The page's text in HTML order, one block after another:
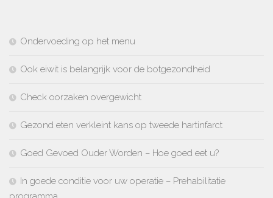
Ondervoeding op het menu
Ook eiwit is belangrijk voor de botgezondheid
Check oorzaken overgewicht
Gezond eten verkleint kans op tweede hartinfarct
Goed Gevoed Ouder Worden – Hoe goed eet u?
In goede conditie voor uw operatie – Prehabilitatie